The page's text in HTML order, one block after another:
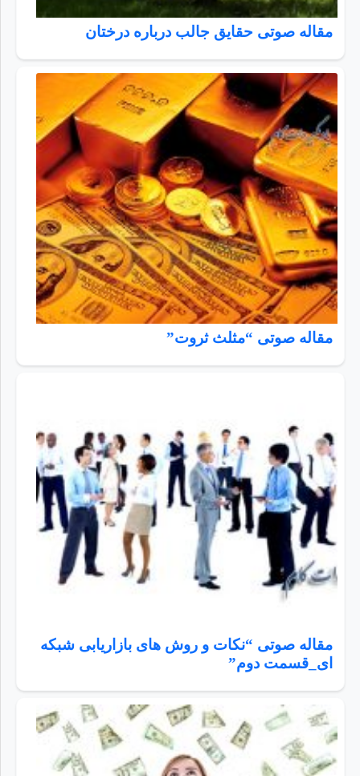
مقاله صوتی حقایق جالب درباره درختان
مقاله صوتی “مثلث ثروت”
مقاله صوتی “نکات و روش های بازاریابی شبکه
ای_قسمت دوم”